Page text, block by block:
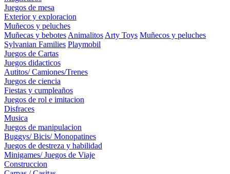
Juegos de mesa
Exterior y exploracion
Muñecos y peluches
Muñecas y bebotes Animalitos Arty Toys Muñecos y peluches
Sylvanian Families Playmobil
Juegos de Cartas
Juegos didacticos
Autitos/ Camiones/Trenes
Juegos de ciencia
Fiestas y cumpleaños
Juegos de rol e imitacion
Disfraces
Musica
Juegos de manipulacion
Buggys/ Bicis/ Monopatines
Juegos de destreza y habilidad
Minigames/ Juegos de Viaje
Construccion